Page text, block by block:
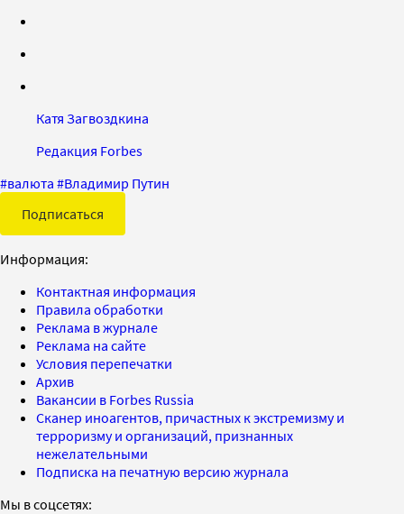
Катя Загвоздкина
Редакция Forbes
#валюта #Владимир Путин
Подписаться
Информация:
Контактная информация
Правила обработки
Реклама в журнале
Реклама на сайте
Условия перепечатки
Архив
Вакансии в Forbes Russia
Сканер иноагентов, причастных к экстремизму и
терроризму и организаций, признанных
нежелательными
Подписка на печатную версию журнала
Мы в соцсетях: